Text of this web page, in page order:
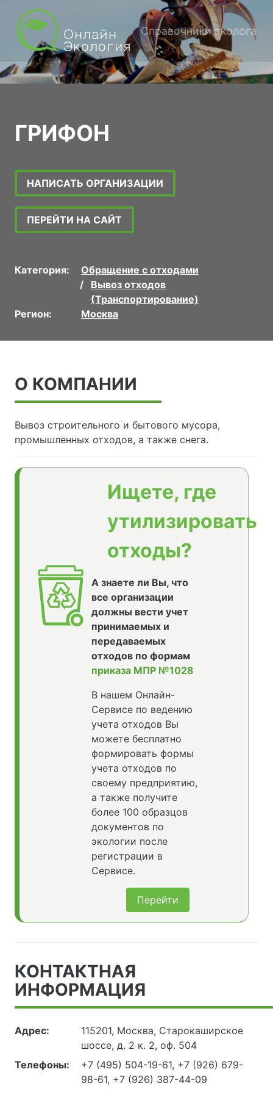
Справочники эколога
ГРИФОН
НАПИСАТЬ ОРГАНИЗАЦИИ
ПЕРЕЙТИ НА САЙТ
Категория:
Обращение с отходами
Вывоз отходов
(Транспортирование)
Регион:
Москва
О КОМПАНИИ
Вывоз строительного и бытового мусора,
промышленных отходов, а также снега.
Ищете, где
утилизировать
отходы?
А знаете ли Вы, что
все организации
должны вести учет
принимаемых и
передаваемых
отходов по формам
приказа МПР №1028
В нашем Онлайн-
Сервисе по ведению
учета отходов Вы
можете бесплатно
формировать формы
учета отходов по
своему предприятию,
а также получите
более 100 образцов
документов по
экологии после
регистрации в
Сервисе.
Перейти
КОНТАКТНАЯ
ИНФОРМАЦИЯ
Адрес:
115201, Москва, Старокаширское
шоссе, д. 2 к. 2, оф. 504
Телефоны:
+7 (495) 504-19-61, +7 (926) 679-
98-61, +7 (926) 387-44-09